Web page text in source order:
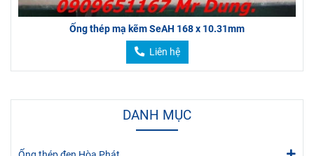
Ống thép mạ kẽm SeAH 168 x 10.31mm
Liên hệ
DANH MỤC